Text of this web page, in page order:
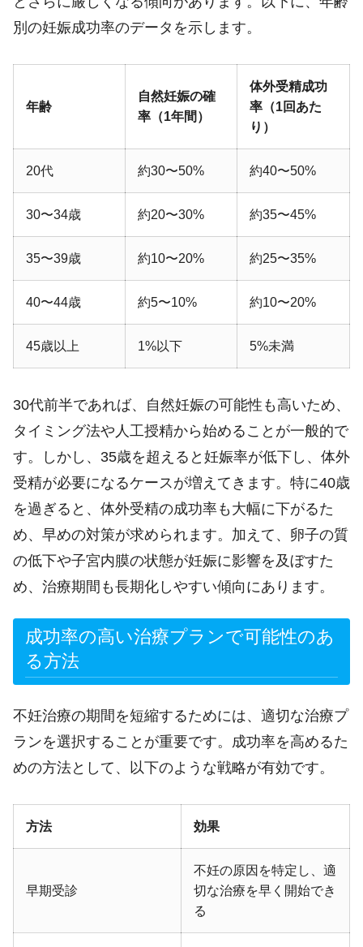
別の妊娠成功率のデータを示します。
年齢
自然妊娠の確
率（1年間）
体外受精成功
率（1回あた
り）
20代 約30〜50% 約40〜50%
30〜34歳 約20〜30% 約35〜45%
35〜39歳 約10〜20% 約25〜35%
40〜44歳 約5〜10% 約10〜20%
45歳以上 1%以下 5%未満
30代前半であれば、自然妊娠の可能性も高いため、
タイミング法や人工授精から始めることが一般的で
す。しかし、35歳を超えると妊娠率が低下し、体外
受精が必要になるケースが増えてきます。特に40歳
を過ぎると、体外受精の成功率も大幅に下がるた
め、早めの対策が求められます。加えて、卵子の質
の低下や子宮内膜の状態が妊娠に影響を及ぼすた
め、治療期間も長期化しやすい傾向にあります。
成功率の高い治療プランで可能性のあ
る方法
不妊治療の期間を短縮するためには、適切な治療プ
ランを選択することが重要です。成功率を高めるた
めの方法として、以下のような戦略が有効です。
方法 効果
早期受診
不妊の原因を特定し、適
切な治療を早く開始でき
る